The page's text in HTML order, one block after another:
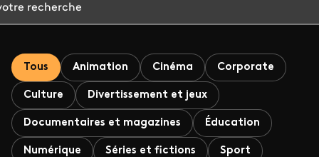
Tous Animation Cinéma Corporate
Culture Divertissement et jeux
Documentaires et magazines Éducation
Numérique Séries et fictions Sport